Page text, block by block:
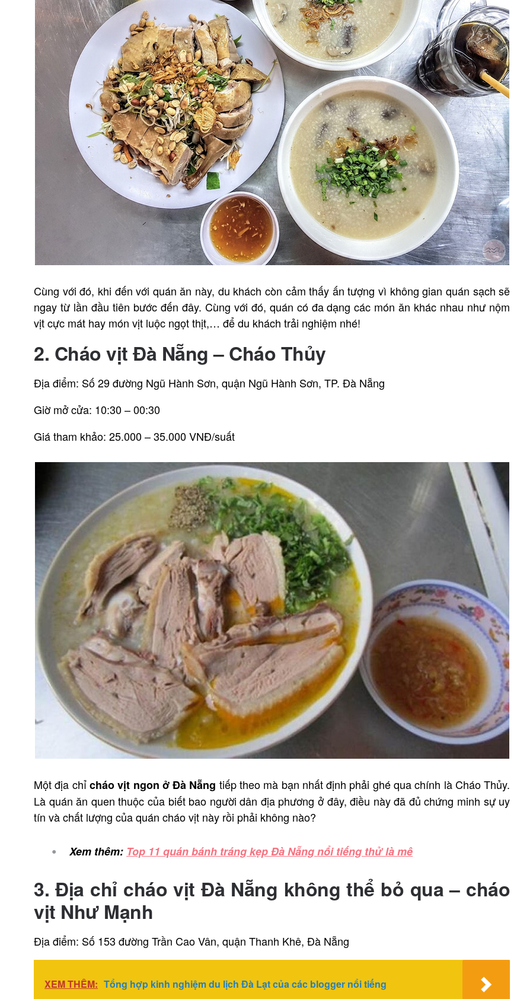
Cùng với đó, khi đến với quán ăn này, du khách còn cảm thấy ấn tượng vì không gian quán sạch sẽ
ngay từ lần đầu tiên bước đến đây. Cùng với đó, quán có đa dạng các món ăn khác nhau như nộm
vịt cực mát hay món vịt luộc ngọt thịt,… để du khách trải nghiệm nhé!
2. Cháo vịt Đà Nẵng – Cháo Thủy
Địa điểm: Số 29 đường Ngũ Hành Sơn, quận Ngũ Hành Sơn, TP. Đà Nẵng
Giờ mở cửa: 10:30 – 00:30
Giá tham khảo: 25.000 – 35.000 VNĐ/suất
Một địa chỉcháo vịt ngon ở Đà Nẵng tiếp theo mà bạn nhất định phải ghé qua chính là Cháo Thủy.
Là quán ăn quen thuộc của biết bao người dân địa phương ở đây, điều này đã đủ chứng minh sự uy
tín và chất lượng của quán cháo vịt này rồi phải không nào?
Xem thêm: Top 11 quán bánh tráng kẹp Đà Nẵng nổi tiếng thử là mê
3. Địa chỉ cháo vịt Đà Nẵng không thể bỏ qua – cháo
vịt Như Mạnh
Địa điểm: Số 153 đường Trần Cao Vân, quận Thanh Khê, Đà Nẵng
XEM THÊM: Tổng hợp kinh nghiệm du lịch Đà Lạt của các blogger nổi tiếng